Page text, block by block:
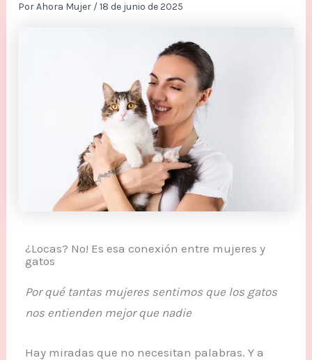
PorAhora Mujer /18 de junio de 2025
¿Locas? No! Es esa conexión entre mujeres y
gatos
Por qué tantas mujeres sentimos que los gatos
nos entienden mejor que nadie
Hay miradas que no necesitan palabras. Y a